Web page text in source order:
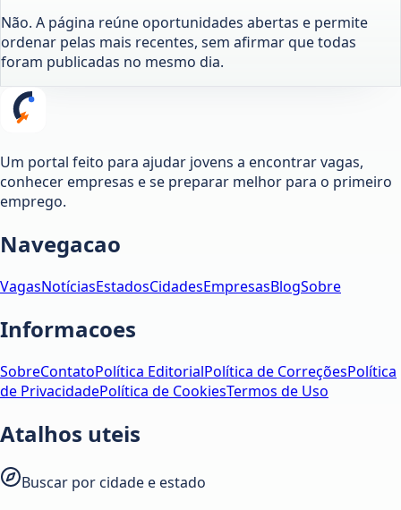
Não. A página reúne oportunidades abertas e permite
ordenar pelas mais recentes, sem afirmar que todas
foram publicadas no mesmo dia.
Um portal feito para ajudar jovens a encontrar vagas,
conhecer empresas e se preparar melhor para o primeiro
emprego.
Navegacao
VagasNotíciasEstadosCidadesEmpresasBlogSobre
Informacoes
SobreContatoPolítica EditorialPolítica de CorreçõesPolítica
de PrivacidadePolítica de CookiesTermos de Uso
Atalhos uteis
Buscar por cidade e estado